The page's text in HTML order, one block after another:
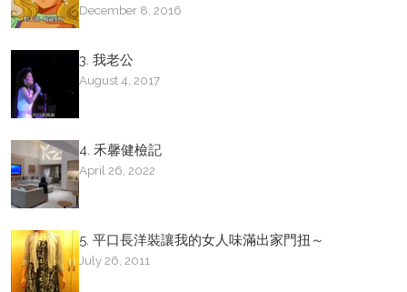
December 8, 2016
3. 我老公
August 4, 2017
4. 禾馨健檢記
April 26, 2022
5. 平口長洋裝讓我的女人味滿出家門扭～
July 26, 2011